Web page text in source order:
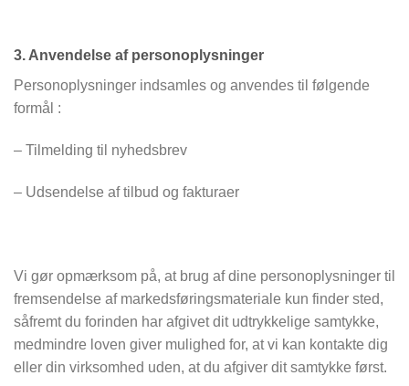
3. Anvendelse af personoplysninger
Personoplysninger indsamles og anvendes til følgende
formål :
– Tilmelding til nyhedsbrev
– Udsendelse af tilbud og fakturaer
Vi gør opmærksom på, at brug af dine personoplysninger til
fremsendelse af markedsføringsmateriale kun finder sted,
såfremt du forinden har afgivet dit udtrykkelige samtykke,
medmindre loven giver mulighed for, at vi kan kontakte dig
eller din virksomhed uden, at du afgiver dit samtykke først.